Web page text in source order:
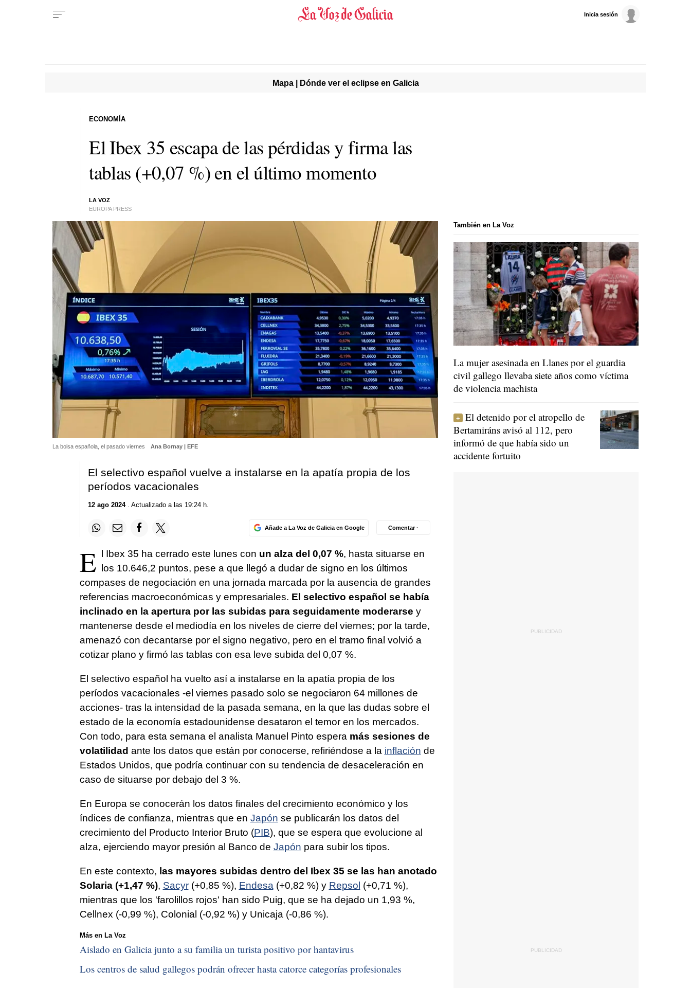
Inicia sesión
Mapa | Dónde ver el eclipse en Galicia
El Ibex 35 escapa de las pérdidas y firma las
tablas (+0,07 %) en el último momento
LA VOZ
EUROPA PRESS
ECONOMÍA
La bolsa española, el pasado viernes Ana Bornay | EFE
El selectivo español vuelve a instalarse en la apatía propia de los
períodos vacacionales
12 ago 2024. Actualizado a las 19:24 h.
Añade a La Voz de Galicia en Google Comentar ·
E l Ibex 35 ha cerrado este lunes con un alza del 0,07 %, hasta situarse en
los 10.646,2 puntos, pese a que llegó a dudar de signo en los últimos
compases de negociación en una jornada marcada por la ausencia de grandes
referencias macroeconómicas y empresariales. El selectivo español se había
inclinado en la apertura por las subidas para seguidamente moderarse y
mantenerse desde el mediodía en los niveles de cierre del viernes; por la tarde,
amenazó con decantarse por el signo negativo, pero en el tramo final volvió a
cotizar plano y firmó las tablas con esa leve subida del 0,07 %.
El selectivo español ha vuelto así a instalarse en la apatía propia de los
períodos vacacionales -el viernes pasado solo se negociaron 64 millones de
acciones- tras la intensidad de la pasada semana, en la que las dudas sobre el
estado de la economía estadounidense desataron el temor en los mercados.
Con todo, para esta semana el analista Manuel Pinto espera más sesiones de
volatilidad ante los datos que están por conocerse, refiriéndose a la inflación de
Estados Unidos, que podría continuar con su tendencia de desaceleración en
caso de situarse por debajo del 3 %.
En Europa se conocerán los datos finales del crecimiento económico y los
índices de confianza, mientras que en Japón se publicarán los datos del
crecimiento del Producto Interior Bruto (PIB), que se espera que evolucione al
alza, ejerciendo mayor presión al Banco de Japón para subir los tipos.
En este contexto, las mayores subidas dentro del Ibex 35 se las han anotado
Solaria (+1,47 %), Sacyr(+0,85 %), Endesa (+0,82 %) y Repsol (+0,71 %),
mientras que los 'farolillos rojos' han sido Puig, que se ha dejado un 1,93 %,
Cellnex (-0,99 %), Colonial (-0,92 %) y Unicaja (-0,86 %).
Más en La Voz
Aislado en Galicia junto a su familia un turista positivo por hantavirus
Los centros de salud gallegos podrán ofrecer hasta catorce categorías profesionales
También en La Voz
La mujer asesinada en Llanes por el guardia
civil gallego llevaba siete años como víctima
de violencia machista
El detenido por el atropello de
Bertamiráns avisó al 112, pero
informó de que había sido un
accidente fortuito